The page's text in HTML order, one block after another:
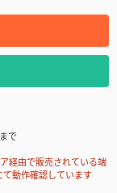
で
経由で販売されている端
て動作確認しています